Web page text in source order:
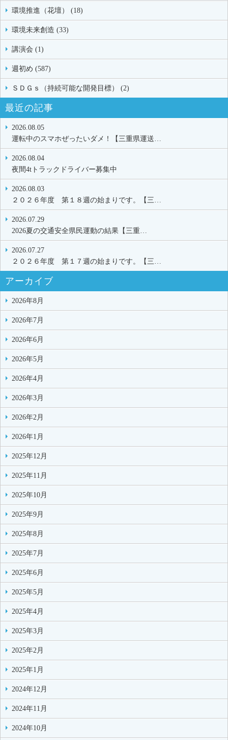
環境推進（花壇） (18)
環境未来創造 (33)
講演会 (1)
週初め (587)
ＳＤＧｓ（持続可能な開発目標） (2)
最近の記事
2026.08.05
運転中のスマホぜったいダメ！【三重県運送…
2026.08.04
夜間4tトラックドライバー募集中
2026.08.03
２０２６年度 第１８週の始まりです。【三…
2026.07.29
2026夏の交通安全県民運動の結果【三重…
2026.07.27
２０２６年度 第１７週の始まりです。【三…
アーカイブ
2026年8月
2026年7月
2026年6月
2026年5月
2026年4月
2026年3月
2026年2月
2026年1月
2025年12月
2025年11月
2025年10月
2025年9月
2025年8月
2025年7月
2025年6月
2025年5月
2025年4月
2025年3月
2025年2月
2025年1月
2024年12月
2024年11月
2024年10月